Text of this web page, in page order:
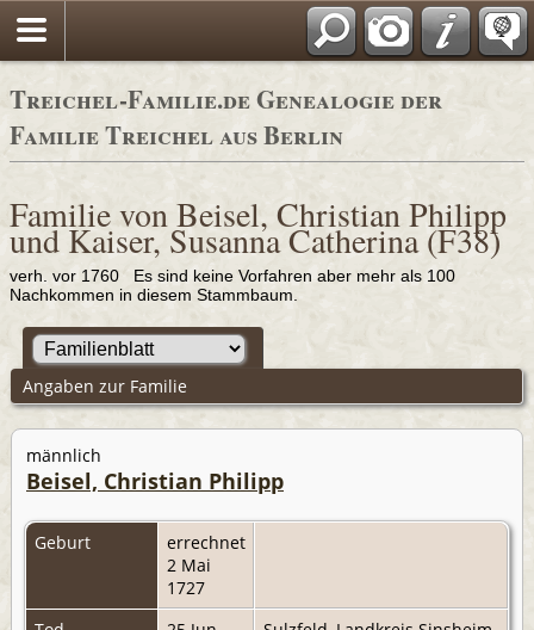
Adressbücher
Treichel-Familie.de Genealogie der
Familie Treichel aus Berlin
Familie von Beisel, Christian Philipp
und Kaiser, Susanna Catherina (F38)
verh. vor 1760 Es sind keine Vorfahren aber mehr als 100
Nachkommen in diesem Stammbaum.
Angaben zur Familie
männlich
Beisel, Christian Philipp
Geburt
errechnet
2 Mai
1727